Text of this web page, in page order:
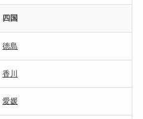
四国
徳島
香川
愛媛